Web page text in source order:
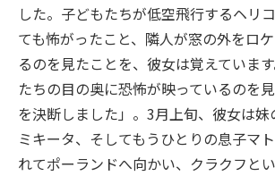
した。子どもたちが低空飛行するヘリ
ても怖がったこと、隣人が窓の外をロ
るのを見たことを、彼女は覚えていま
たちの目の奥に恐怖が映っているのを
を決断しました」。3月上旬、彼女は妹
ミキータ、そしてもうひとりの息子マ
れてポーランドへ向かい、クラクフと